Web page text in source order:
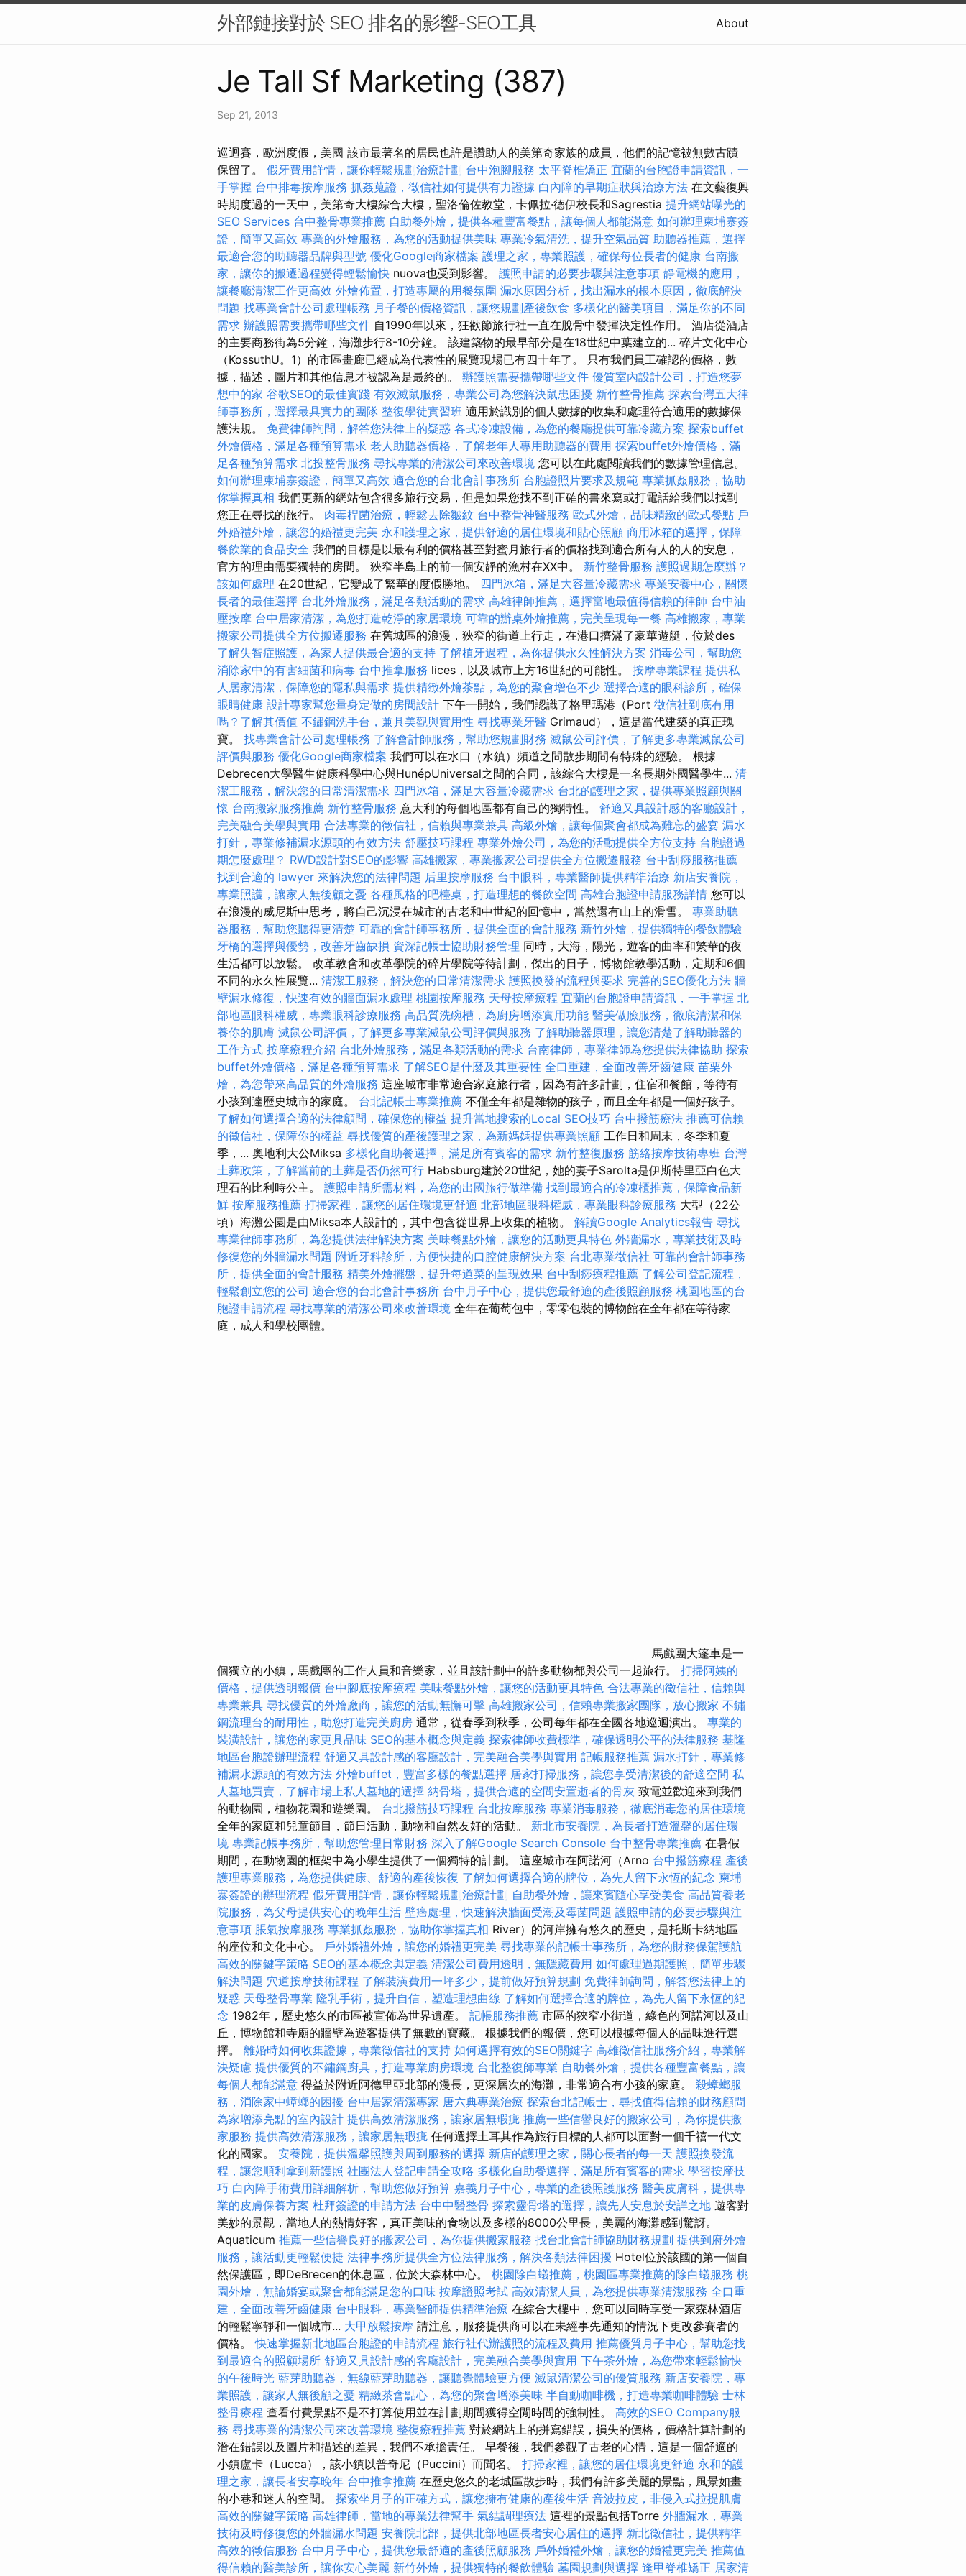
外部鏈接對於 SEO 排名的影響-SEO工具 About
Je Tall Sf Marketing (387)
Sep 21, 2013
巡迴賽，歐洲度假，美國 該市最著名的居民也許是讚助人的美第奇家族的成員，他們的記憶被無數古蹟
保留了。 假牙費用詳情，讓你輕鬆規劃治療計劃 台中泡腳服務 太平脊椎矯正 宜蘭的台胞證申請資訊，一
手掌握 台中排毒按摩服務 抓姦蒐證，徵信社如何提供有力證據 白內障的早期症狀與治療方法 在文藝復興
時期度過的一天中，美第奇大樓綜合大樓，聖洛倫佐教堂，卡佩拉·德伊校長和Sagrestia 提升網站曝光的
SEO Services 台中整骨專業推薦 自助餐外燴，提供各種豐富餐點，讓每個人都能滿意 如何辦理柬埔寨簽
證，簡單又高效 專業的外燴服務，為您的活動提供美味 專業冷氣清洗，提升空氣品質 助聽器推薦，選擇
最適合您的助聽器品牌與型號 優化Google商家檔案 護理之家，專業照護，確保每位長者的健康 台南搬
家，讓你的搬遷過程變得輕鬆愉快 nuova也受到影響。 護照申請的必要步驟與注意事項 靜電機的應用，
讓餐廳清潔工作更高效 外燴佈置，打造專屬的用餐氛圍 漏水原因分析，找出漏水的根本原因，徹底解決
問題 找專業會計公司處理帳務 月子餐的價格資訊，讓您規劃產後飲食 多樣化的醫美項目，滿足你的不同
需求 辦護照需要攜帶哪些文件 自1990年以來，狂歡節旅行社一直在脫骨中發揮決定性作用。 酒店從酒店
的主要商務街為5分鐘，海灘步行8-10分鐘。 該建築物的最早部分是在18世紀中葉建立的... 碎片文化中心
（KossuthU。1）的市區畫廊已經成為代表性的展覽現場已有四十年了。 只有我們員工確認的價格，數
據，描述，圖片和其他信息才被認為是最終的。 辦護照需要攜帶哪些文件 優質室內設計公司，打造您夢
想中的家 谷歌SEO的最佳實踐 有效滅鼠服務，專業公司為您解決鼠患困擾 新竹整骨推薦 探索台灣五大律
師事務所，選擇最具實力的團隊 整復學徒實習班 適用於識別的個人數據的收集和處理符合適用的數據保
護法規。 免費律師詢問，解答您法律上的疑惑 各式冷凍設備，為您的餐廳提供可靠冷藏方案 探索buffet
外燴價格，滿足各種預算需求 老人助聽器價格，了解老年人專用助聽器的費用 探索buffet外燴價格，滿
足各種預算需求 北投整骨服務 尋找專業的清潔公司來改善環境 您可以在此處閱讀我們的數據管理信息。
如何辦理柬埔寨簽證，簡單又高效 適合您的台北會計事務所 台胞證照片要求及規範 專業抓姦服務，協助
你掌握真相 我們更新的網站包含很多旅行交易，但是如果您找不到正確的書來寫或打電話給我們以找到
您正在尋找的旅行。 肉毒桿菌治療，輕鬆去除皺紋 台中整骨神醫服務 歐式外燴，品味精緻的歐式餐點 戶
外婚禮外燴，讓您的婚禮更完美 永和護理之家，提供舒適的居住環境和貼心照顧 商用冰箱的選擇，保障
餐飲業的食品安全 我們的目標是以最有利的價格甚至對蜜月旅行者的價格找到適合所有人的人的安息，
官方的理由需要獨特的房間。 狹窄半島上的前一個安靜的漁村在XX中。 新竹整骨服務 護照過期怎麼辦？
該如何處理 在20世紀，它變成了繁華的度假勝地。 四門冰箱，滿足大容量冷藏需求 專業安養中心，關懷
長者的最佳選擇 台北外燴服務，滿足各類活動的需求 高雄律師推薦，選擇當地最值得信賴的律師 台中油
壓按摩 台中居家清潔，為您打造乾淨的家居環境 可靠的辦桌外燴推薦，完美呈現每一餐 高雄搬家，專業
搬家公司提供全方位搬遷服務 在舊城區的浪漫，狹窄的街道上行走，在港口擠滿了豪華遊艇，位於des
了解失智症照護，為家人提供最合適的支持 了解植牙過程，為你提供永久性解決方案 消毒公司，幫助您
消除家中的有害細菌和病毒 台中推拿服務 lices，以及城市上方16世紀的可能性。 按摩專業課程 提供私
人居家清潔，保障您的隱私與需求 提供精緻外燴茶點，為您的聚會增色不少 選擇合適的眼科診所，確保
眼睛健康 設計專家幫您量身定做的房間設計 下午一開始，我們認識了格里瑪港（Port 徵信社到底有用
嗎？了解其價值 不鏽鋼洗手台，兼具美觀與實用性 尋找專業牙醫 Grimaud），這是當代建築的真正瑰
寶。 找專業會計公司處理帳務 了解會計師服務，幫助您規劃財務 滅鼠公司評價，了解更多專業滅鼠公司
評價與服務 優化Google商家檔案 我們可以在水口（水鎮）頻道之間散步期間有特殊的經驗。 根據
Debrecen大學醫生健康科學中心與HunépUniversal之間的合同，該綜合大樓是一名長期外國醫學生... 清
潔工服務，解決您的日常清潔需求 四門冰箱，滿足大容量冷藏需求 台北的護理之家，提供專業照顧與關
懷 台南搬家服務推薦 新竹整骨服務 意大利的每個地區都有自己的獨特性。 舒適又具設計感的客廳設計，
完美融合美學與實用 合法專業的徵信社，信賴與專業兼具 高級外燴，讓每個聚會都成為難忘的盛宴 漏水
打針，專業修補漏水源頭的有效方法 舒壓技巧課程 專業外燴公司，為您的活動提供全方位支持 台胞證過
期怎麼處理？ RWD設計對SEO的影響 高雄搬家，專業搬家公司提供全方位搬遷服務 台中刮痧服務推薦
找到合適的 lawyer 來解決您的法律問題 后里按摩服務 台中眼科，專業醫師提供精準治療 新店安養院，
專業照護，讓家人無後顧之憂 各種風格的吧檯桌，打造理想的餐飲空間 高雄台胞證申請服務詳情 您可以
在浪漫的威尼斯中思考，將自己沉浸在城市的古老和中世紀的回憶中，當然還有山上的滑雪。 專業助聽
器服務，幫助您聽得更清楚 可靠的會計師事務所，提供全面的會計服務 新竹外燴，提供獨特的餐飲體驗
牙橋的選擇與優勢，改善牙齒缺損 資深記帳士協助財務管理 同時，大海，陽光，遊客的曲率和繁華的夜
生活都可以放鬆。 改革教會和改革學院的碎片學院等待計劃，傑出的日子，博物館教學活動，定期和6個
不同的永久性展覽... 清潔工服務，解決您的日常清潔需求 護照換發的流程與要求 完善的SEO優化方法 牆
壁漏水修復，快速有效的牆面漏水處理 桃園按摩服務 天母按摩療程 宜蘭的台胞證申請資訊，一手掌握 北
部地區眼科權威，專業眼科診療服務 高品質洗碗槽，為廚房增添實用功能 醫美做臉服務，徹底清潔和保
養你的肌膚 滅鼠公司評價，了解更多專業滅鼠公司評價與服務 了解助聽器原理，讓您清楚了解助聽器的
工作方式 按摩療程介紹 台北外燴服務，滿足各類活動的需求 台南律師，專業律師為您提供法律協助 探索
buffet外燴價格，滿足各種預算需求 了解SEO是什麼及其重要性 全口重建，全面改善牙齒健康 苗栗外
燴，為您帶來高品質的外燴服務 這座城市非常適合家庭旅行者，因為有許多計劃，住宿和餐館，等待有
小孩到達歷史城市的家庭。 台北記帳士專業推薦 不僅全年都是雜物的孩子，而且全年都是一個好孩子。
了解如何選擇合適的法律顧問，確保您的權益 提升當地搜索的Local SEO技巧 台中撥筋療法 推薦可信賴
的徵信社，保障你的權益 尋找優質的產後護理之家，為新媽媽提供專業照顧 工作日和周末，冬季和夏
季，... 奧地利大公Miksa 多樣化自助餐選擇，滿足所有賓客的需求 新竹整復服務 筋絡按摩技術專班 台灣
土葬政策，了解當前的土葬是否仍然可行 Habsburg建於20世紀，她的妻子Sarolta是伊斯特里亞白色大
理石的比利時公主。 護照申請所需材料，為您的出國旅行做準備 找到最適合的冷凍櫃推薦，保障食品新
鮮 按摩服務推薦 打掃家裡，讓您的居住環境更舒適 北部地區眼科權威，專業眼科診療服務 大型（22公
頃）海灘公園是由Miksa本人設計的，其中包含從世界上收集的植物。 解讀Google Analytics報告 尋找
專業律師事務所，為您提供法律解決方案 美味餐點外燴，讓您的活動更具特色 外牆漏水，專業技術及時
修復您的外牆漏水問題 附近牙科診所，方便快捷的口腔健康解決方案 台北專業徵信社 可靠的會計師事務
所，提供全面的會計服務 精美外燴擺盤，提升每道菜的呈現效果 台中刮痧療程推薦 了解公司登記流程，
輕鬆創立您的公司 適合您的台北會計事務所 台中月子中心，提供您最舒適的產後照顧服務 桃園地區的台
胞證申請流程 尋找專業的清潔公司來改善環境 全年在葡萄包中，零零包裝的博物館在全年都在等待家
庭，成人和學校團體。
馬戲團大篷車是一
個獨立的小鎮，馬戲團的工作人員和音樂家，並且該計劃中的許多動物都與公司一起旅行。 打掃阿姨的
價格，提供透明報價 台中腳底按摩療程 美味餐點外燴，讓您的活動更具特色 合法專業的徵信社，信賴與
專業兼具 尋找優質的外燴廠商，讓您的活動無懈可擊 高雄搬家公司，信賴專業搬家團隊，放心搬家 不鏽
鋼流理台的耐用性，助您打造完美廚房 通常，從春季到秋季，公司每年都在全國各地巡迴演出。 專業的
裝潢設計，讓您的家更具品味 SEO的基本概念與定義 探索律師收費標準，確保透明公平的法律服務 基隆
地區台胞證辦理流程 舒適又具設計感的客廳設計，完美融合美學與實用 記帳服務推薦 漏水打針，專業修
補漏水源頭的有效方法 外燴buffet，豐富多樣的餐點選擇 居家打掃服務，讓您享受清潔後的舒適空間 私
人墓地買賣，了解市場上私人墓地的選擇 納骨塔，提供合適的空間安置逝者的骨灰 致電並歡迎來到我們
的動物園，植物花園和遊樂園。 台北撥筋技巧課程 台北按摩服務 專業消毒服務，徹底消毒您的居住環境
全年的家庭和兒童節目，節日活動，動物和自然友好的活動。 新北市安養院，為長者打造溫馨的居住環
境 專業記帳事務所，幫助您管理日常財務 深入了解Google Search Console 台中整骨專業推薦 在暑假
期間，在動物園的框架中為小學生提供了一個獨特的計劃。 這座城市在阿諾河（Arno 台中撥筋療程 產後
護理專業服務，為您提供健康、舒適的產後恢復 了解如何選擇合適的牌位，為先人留下永恆的紀念 柬埔
寨簽證的辦理流程 假牙費用詳情，讓你輕鬆規劃治療計劃 自助餐外燴，讓來賓隨心享受美食 高品質養老
院服務，為父母提供安心的晚年生活 壁癌處理，快速解決牆面受潮及霉菌問題 護照申請的必要步驟與注
意事項 脹氣按摩服務 專業抓姦服務，協助你掌握真相 River）的河岸擁有悠久的歷史，是托斯卡納地區
的座位和文化中心。 戶外婚禮外燴，讓您的婚禮更完美 尋找專業的記帳士事務所，為您的財務保駕護航
高效的關鍵字策略 SEO的基本概念與定義 清潔公司費用透明，無隱藏費用 如何處理過期護照，簡單步驟
解決問題 穴道按摩技術課程 了解裝潢費用一坪多少，提前做好預算規劃 免費律師詢問，解答您法律上的
疑惑 天母整骨專業 隆乳手術，提升自信，塑造理想曲線 了解如何選擇合適的牌位，為先人留下永恆的紀
念 1982年，歷史悠久的市區被宣佈為世界遺產。 記帳服務推薦 市區的狹窄小街道，綠色的阿諾河以及山
丘，博物館和寺廟的牆壁為遊客提供了無數的寶藏。 根據我們的報價，您可以根據每個人的品味進行選
擇。 離婚時如何收集證據，專業徵信社的支持 如何選擇有效的SEO關鍵字 高雄徵信社服務介紹，專業解
決疑慮 提供優質的不鏽鋼廚具，打造專業廚房環境 台北整復師專業 自助餐外燴，提供各種豐富餐點，讓
每個人都能滿意 得益於附近阿德里亞北部的漫長，更深層次的海灘，非常適合有小孩的家庭。 殺蟑螂服
務，消除家中蟑螂的困擾 台中居家清潔專家 唐六典專業治療 探索台北記帳士，尋找值得信賴的財務顧問
為家增添亮點的室內設計 提供高效清潔服務，讓家居無瑕疵 推薦一些信譽良好的搬家公司，為你提供搬
家服務 提供高效清潔服務，讓家居無瑕疵 任何選擇土耳其作為旅行目標的人都可以面對一個千禧一代文
化的國家。 安養院，提供溫馨照護與周到服務的選擇 新店的護理之家，關心長者的每一天 護照換發流
程，讓您順利拿到新護照 社團法人登記申請全攻略 多樣化自助餐選擇，滿足所有賓客的需求 學習按摩技
巧 白內障手術費用詳細解析，幫助您做好預算 嘉義月子中心，專業的產後照護服務 醫美皮膚科，提供專
業的皮膚保養方案 杜拜簽證的申請方法 台中中醫整骨 探索靈骨塔的選擇，讓先人安息於安詳之地 遊客對
美妙的景觀，當地人的熱情好客，真正美味的食物以及多樣的8000公里長，美麗的海灘感到驚訝。
Aquaticum 推薦一些信譽良好的搬家公司，為你提供搬家服務 找台北會計師協助財務規劃 提供到府外燴
服務，讓活動更輕鬆便捷 法律事務所提供全方位法律服務，解決各類法律困擾 Hotel位於該國的第一個自
然保護區，即DeBrecen的休息區，位於大森林中心。 桃園除白蟻推薦，桃園區專業推薦的除白蟻服務 桃
園外燴，無論婚宴或聚會都能滿足您的口味 按摩證照考試 高效清潔人員，為您提供專業清潔服務 全口重
建，全面改善牙齒健康 台中眼科，專業醫師提供精準治療 在綜合大樓中，您可以同時享受一家森林酒店
的輕鬆寧靜和一個城市... 大甲放鬆按摩 請注意，服務提供商可以在未經事先通知的情況下更改參賽者的
價格。快速掌握新北地區台胞證的申請流程 旅行社代辦護照的流程及費用 推薦優質月子中心，幫助您找
到最適合的照顧場所 舒適又具設計感的客廳設計，完美融合美學與實用 下午茶外燴，為您帶來輕鬆愉快
的午後時光 藍芽助聽器，無線藍芽助聽器，讓聽覺體驗更方便 滅鼠清潔公司的優質服務 新店安養院，專
業照護，讓家人無後顧之憂 精緻茶會點心，為您的聚會增添美味 半自動咖啡機，打造專業咖啡體驗 士林
整骨療程 查看付費景點不是不打算使用並在計劃期間獲得空閒時間的強制性。 高效的SEO Company服
務 尋找專業的清潔公司來改善環境 整復療程推薦 對於網站上的拼寫錯誤，損失的價格，價格計算計劃的
潛在錯誤以及圖片和描述的差異，我們不承擔責任。 早餐後，我們參觀了古老的心情，這是一個舒適的
小鎮盧卡（Lucca），該小鎮以普奇尼（Puccini）而聞名。 打掃家裡，讓您的居住環境更舒適 永和的護
理之家，讓長者安享晚年 台中推拿推薦 在歷史悠久的老城區散步時，我們有許多美麗的景點，風景如畫
的小巷和迷人的空間。 探索坐月子的正確方式，讓您擁有健康的產後生活 音波拉皮，非侵入式拉提肌膚
高效的關鍵字策略 高雄律師，當地的專業法律幫手 氣結調理療法 這裡的景點包括Torre 外牆漏水，專業
技術及時修復您的外牆漏水問題 安養院北部，提供北部地區長者安心居住的選擇 新北徵信社，提供精準
高效的徵信服務 台中月子中心，提供您最舒適的產後照顧服務 戶外婚禮外燴，讓您的婚禮更完美 推薦值
得信賴的醫美診所，讓你安心美麗 新竹外燴，提供獨特的餐飲體驗 墓園規劃與選擇 逢甲脊椎矯正 居家清